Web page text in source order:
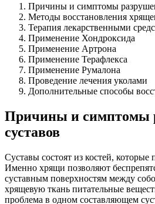
Причины и симптомы
Методы восстановления
Терапия лекарственными
Применение Хондроксида
Применение Артрона
Применение Терафлекса
Применение Румалона
Проведение лечения уколами
Дополнительные способы
Причины и симптомы
суставов
Суставы состоят из костей,
Именно хрящи позволяют
суставным поверхностям между
хрящевую ткань питательные
проблема в одном составляющем